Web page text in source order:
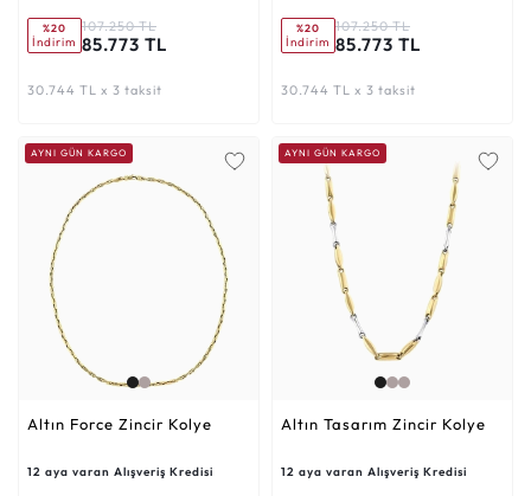
%20
İndirim
107.250 TL
85.773 TL
30.744 TL x 3 taksit
%20
İndirim
107.250 TL
85.773 TL
30.744 TL x 3 taksit
AYNI GÜN KARGO
Altın Force Zincir Kolye
12 aya varan Alışveriş Kredisi
AYNI GÜN KARGO
Altın Tasarım Zincir Kolye
12 aya varan Alışveriş Kredisi